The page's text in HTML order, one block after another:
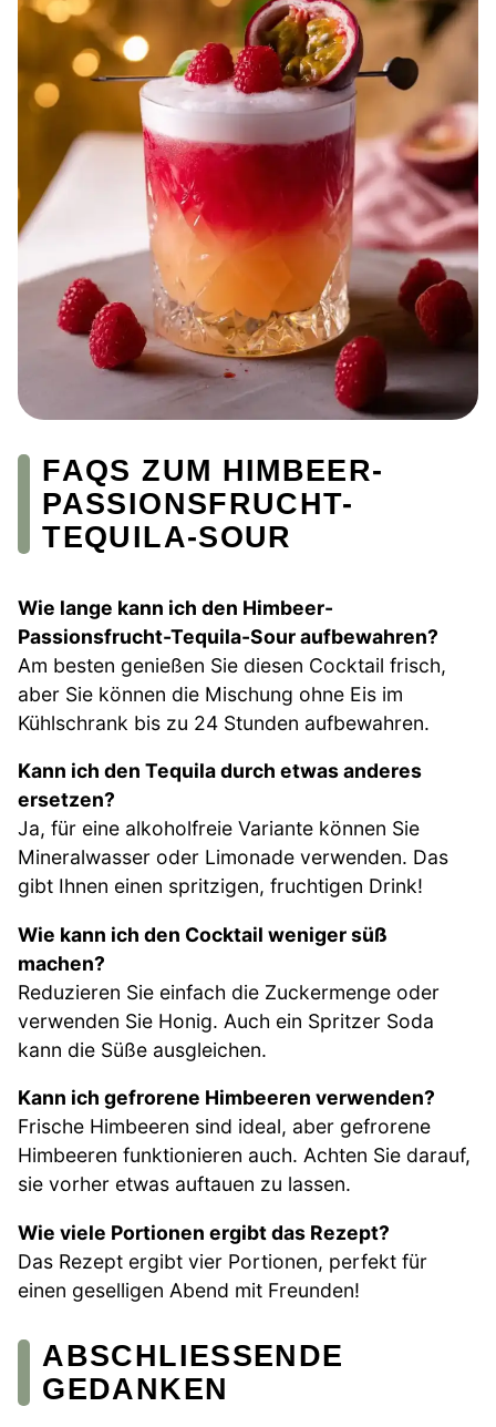
FAQS ZUM HIMBEER-
PASSIONSFRUCHT-
TEQUILA-SOUR
Wie lange kann ich den Himbeer-
Passionsfrucht-Tequila-Sour aufbewahren?
Am besten genießen Sie diesen Cocktail frisch,
aber Sie können die Mischung ohne Eis im
Kühlschrank bis zu 24 Stunden aufbewahren.
Kann ich den Tequila durch etwas anderes
ersetzen?
Ja, für eine alkoholfreie Variante können Sie
Mineralwasser oder Limonade verwenden. Das
gibt Ihnen einen spritzigen, fruchtigen Drink!
Wie kann ich den Cocktail weniger süß
machen?
Reduzieren Sie einfach die Zuckermenge oder
verwenden Sie Honig. Auch ein Spritzer Soda
kann die Süße ausgleichen.
Kann ich gefrorene Himbeeren verwenden?
Frische Himbeeren sind ideal, aber gefrorene
Himbeeren funktionieren auch. Achten Sie darauf,
sie vorher etwas auftauen zu lassen.
Wie viele Portionen ergibt das Rezept?
Das Rezept ergibt vier Portionen, perfekt für
einen geselligen Abend mit Freunden!
ABSCHLIESSENDE G
EDANKEN